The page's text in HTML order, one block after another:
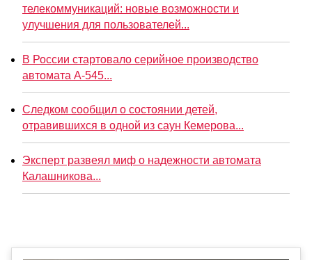
телекоммуникаций: новые возможности и
улучшения для пользователей...
В России стартовало серийное производство
автомата А-545...
Следком сообщил о состоянии детей,
отравившихся в одной из саун Кемерова...
Эксперт развеял миф о надежности автомата
Калашникова...